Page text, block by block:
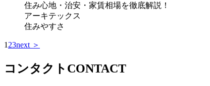
住み心地・治安・家賃相場を徹底解説！
アーキテックス
住みやすさ
1 23next ＞
コンタクト CONTACT